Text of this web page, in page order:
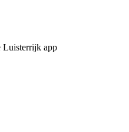
Luisterrijk app